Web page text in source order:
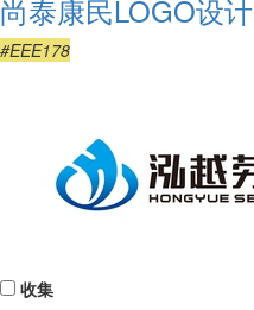
尚泰康民LOGO设计
#EEE178
收集